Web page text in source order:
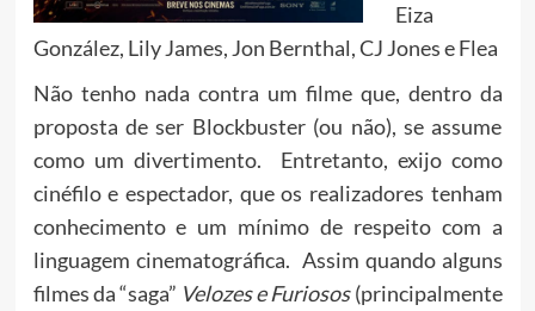
Eiza
González, Lily James, Jon Bernthal, CJ Jones e Flea
Não tenho nada contra um filme que, dentro da
proposta de ser Blockbuster (ou não), se assume
como um divertimento. Entretanto, exijo como
cinéfilo e espectador, que os realizadores tenham
conhecimento e um mínimo de respeito com a
linguagem cinematográfica. Assim quando alguns
filmes da “saga” Velozes e Furiosos(principalmente